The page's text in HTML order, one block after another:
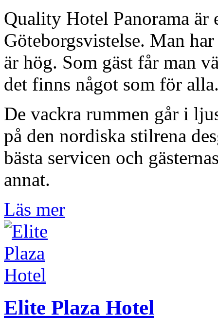
Quality Hotel Panorama
Göteborgsvistelse. Man
är hög. Som gäst får man
det finns något som för
De vackra rummen går i
på den nordiska stilrena
bästa servicen och
annat.
Läs mer
Elite Plaza Hotel